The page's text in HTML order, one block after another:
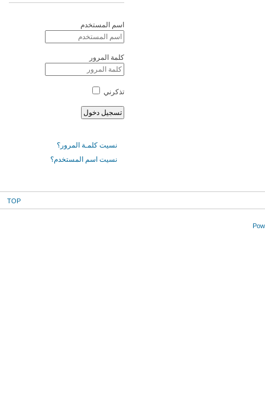
اسم المستخدم
كلمة المرور
تذكرني
نسيت كلمـة المرور؟
نسيت اسم المستخدم؟
TOP